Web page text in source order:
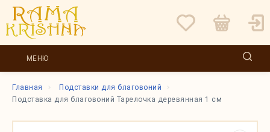
МЕНЮ
Главная
Подставки для благовоний
Подставка для благовоний Тарелочка деревянная 1 см